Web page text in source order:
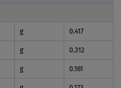
g 0.417
g 0.312
g 0.161